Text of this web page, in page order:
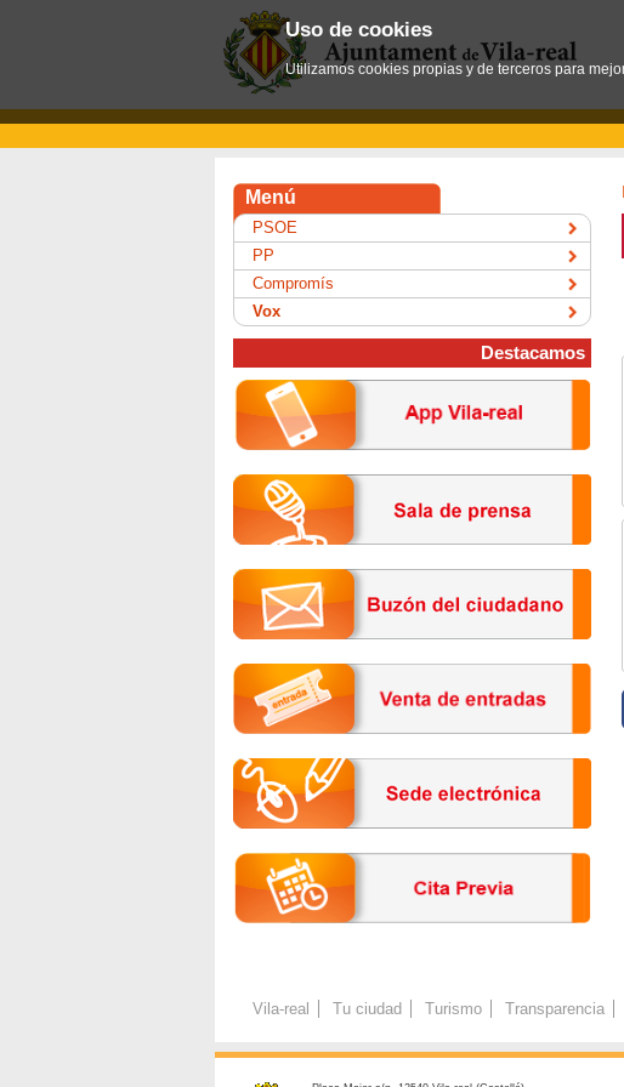
Menú
PSOE
PP
Compromís
Vox
Destacamos
Vila-real Tu ciudad Turismo Transparencia
Uso de cookies
Utilizamos cookies propias y de terceros para